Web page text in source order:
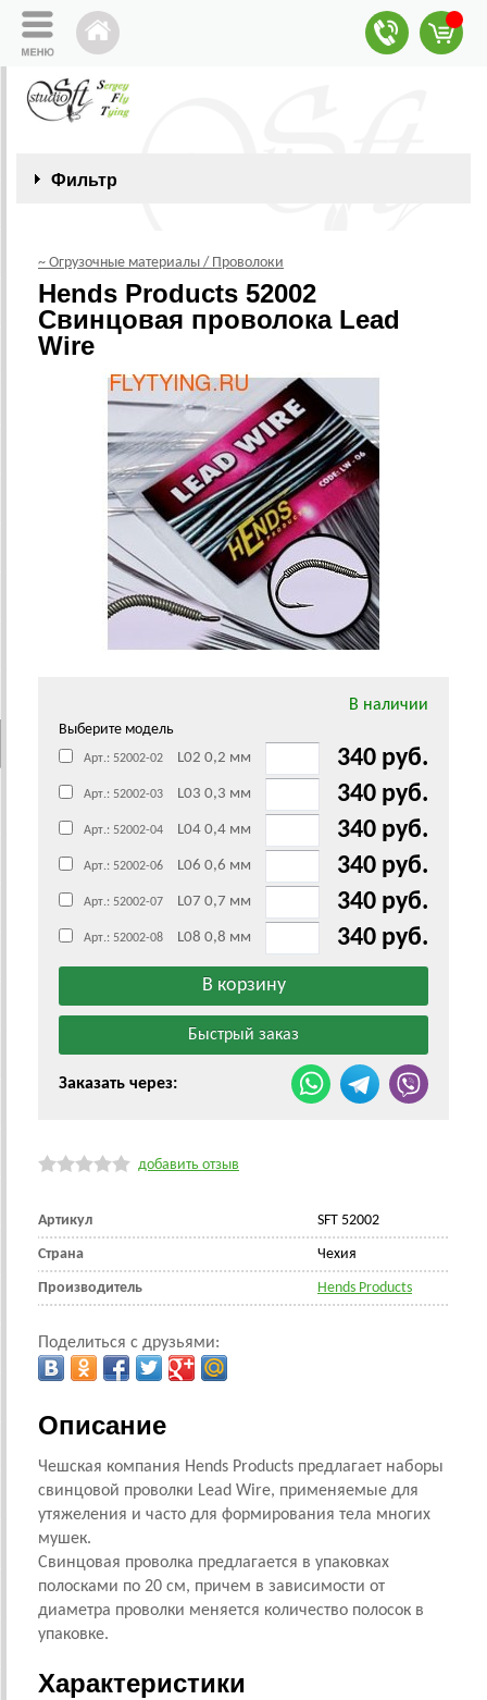
Фильтр
~ Огрузочные материалы / Проволоки
Hends Products 52002
Свинцовая проволока Lead
Wire
В наличии
Выберите модель
Арт.: 52002-02 L02 0,2 мм 340 руб.
Арт.: 52002-03 L03 0,3 мм 340 руб.
Арт.: 52002-04 L04 0,4 мм 340 руб.
Арт.: 52002-06 L06 0,6 мм 340 руб.
Арт.: 52002-07 L07 0,7 мм 340 руб.
Арт.: 52002-08 L08 0,8 мм 340 руб.
Заказать через:
добавить отзыв
Артикул SFT 52002
Страна Чехия
Производитель Hends Products
Поделиться с друзьями:
Описание
Чешская компания Hends Products предлагает наборы
свинцовой проволки Lead Wire, применяемые для
утяжеления и часто для формирования тела многих
мушек.
Свинцовая проволка предлагается в упаковках
полосками по 20 см, причем в зависимости от
диаметра проволки меняется количество полосок в
упаковке.
Характеристики